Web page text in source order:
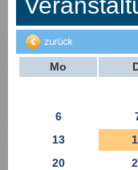
Mo
6
13
20